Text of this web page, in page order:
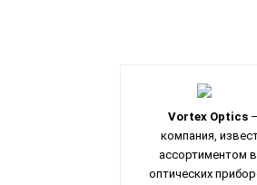
Vortex Optics—
компания,
ассортиментом
оптических